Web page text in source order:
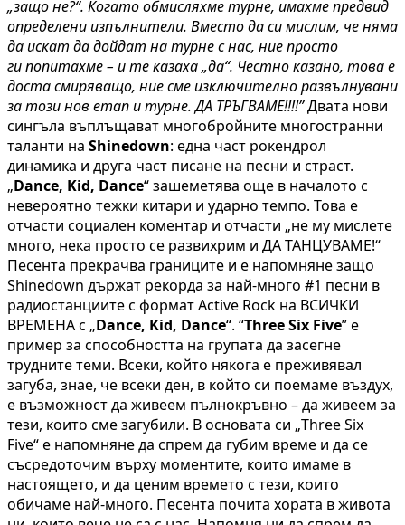
„защо не?“. Когато обмисляхме турне, имахме предвид
определени изпълнители. Вместо да си мислим, че няма
да искат да дойдат на турне с нас, ние просто
ги попитахме – и те казаха „да“. Честно казано, това е
доста смиряващо, ние сме изключително развълнувани
за този нов етап и турне. ДА ТРЪГВАМЕ!!!!”Двата нови
сингъла въплъщават многобройните многостранни
таланти на Shinedown: една част рокендрол
динамика и друга част писане на песни и страст.
„Dance, Kid, Dance“ зашеметява още в началото с
невероятно тежки китари и ударно темпо. Това е
отчасти социален коментар и отчасти „не му мислете
много, нека просто се развихрим и ДА ТАНЦУВАМЕ!“
Песента прекрачва границите и е напомняне защо
Shinedown държат рекорда за най-много #1 песни в
радиостанциите с формат Active Rock на ВСИЧКИ
ВРЕМЕНА с „Dance, Kid, Dance“. “Three Six Five” е
пример за способността на групата да засегне
трудните теми. Всеки, който някога е преживявал
загуба, знае, че всеки ден, в който си поемаме въздух,
е възможност да живеем пълнокръвно – да живеем за
тези, които сме загубили. В основата си „Three Six
Five“ е напомняне да спрем да губим време и да се
съсредоточим върху моментите, които имаме в
настоящето, и да ценим времето с тези, които
обичаме най-много. Песента почита хората в живота